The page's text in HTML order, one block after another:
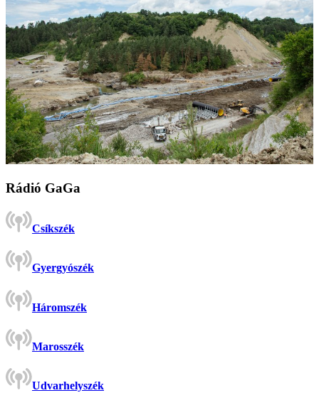
Rádió GaGa
Csíkszék
Gyergyószék
Háromszék
Marosszék
Udvarhelyszék